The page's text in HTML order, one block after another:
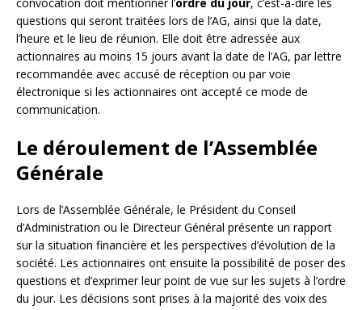
questions qui seront traitées lors de l’AG, ainsi que la date,
l’heure et le lieu de réunion. Elle doit être adressée aux
actionnaires au moins 15 jours avant la date de l’AG, par lettre
recommandée avec accusé de réception ou par voie
électronique si les actionnaires ont accepté ce mode de
communication.
Le déroulement de l’Assemblée
Générale
Lors de l’Assemblée Générale, le Président du Conseil
d’Administration ou le Directeur Général présente un rapport
sur la situation financière et les perspectives d’évolution de la
société. Les actionnaires ont ensuite la possibilité de poser des
questions et d’exprimer leur point de vue sur les sujets à l’ordre
du jour. Les décisions sont prises à la majorité des voix des